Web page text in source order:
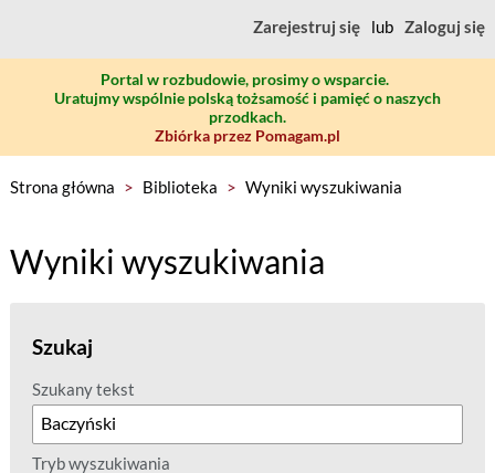
Zarejestruj się lub Zaloguj się
Portal w rozbudowie, prosimy o wsparcie.
Uratujmy wspólnie polską tożsamość i pamięć o naszych
przodkach.
Zbiórka przez Pomagam.pl
Strona główna > Biblioteka > Wyniki wyszukiwania
Wyniki wyszukiwania
Szukaj
Szukany tekst
Tryb wyszukiwania